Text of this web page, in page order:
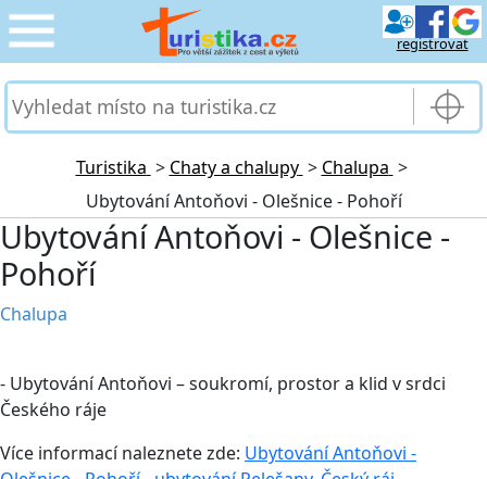
registrovat
CESTOVÁNÍ
PRO TURISTY ›
MOJE TURISTIKA
Turistika > Chaty a chalupy > Chalupa >
Ubytování Antoňovi - Olešnice - Pohoří
Ubytování Antoňovi - Olešnice -
Pohoří
Chalupa
- Ubytování Antoňovi – soukromí, prostor a klid v srdci
Českého ráje
Více informací naleznete zde: Ubytování Antoňovi -